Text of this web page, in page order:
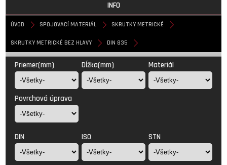
INFO
ÚVOD SPOJOVACÍ MATERIÁL SKRUTKY METRICKÉ
SKRUTKY METRICKÉ BEZ HLAVY DIN 835
DIN 835
Priemer(mm) Dĺžka(mm) Materiál
Povrchová úprava
DIN ISO STN